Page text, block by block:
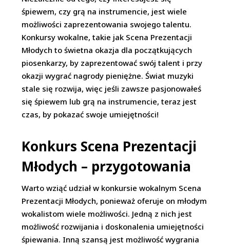
śpiewem, czy grą na instrumencie, jest wiele
możliwości zaprezentowania swojego talentu.
Konkursy wokalne, takie jak Scena Prezentacji
Młodych to świetna okazja dla początkujących
piosenkarzy, by zaprezentować swój talent i przy
okazji wygrać nagrody pieniężne. Świat muzyki
stale się rozwija, więc jeśli zawsze pasjonowałeś
się śpiewem lub grą na instrumencie, teraz jest
czas, by pokazać swoje umiejętności!
Konkurs Scena Prezentacji
Młodych – przygotowania
Warto wziąć udział w konkursie wokalnym Scena
Prezentacji Młodych, ponieważ oferuje on młodym
wokalistom wiele możliwości. Jedną z nich jest
możliwość rozwijania i doskonalenia umiejętności
śpiewania. Inną szansą jest możliwość wygrania